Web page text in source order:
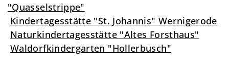
"Quasselstrippe"
Kindertagesstätte "St. Johannis" Wernigerode
Naturkindertagesstätte "Altes Forsthaus"
Waldorfkindergarten "Hollerbusch"